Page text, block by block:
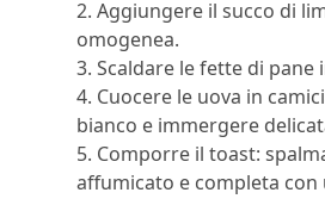
2. Aggiungere il succo di
omogenea.
3. Scaldare le fette di
4. Cuocere le uova in
bianco e immergere
5. Comporre il toast:
affumicato e completa